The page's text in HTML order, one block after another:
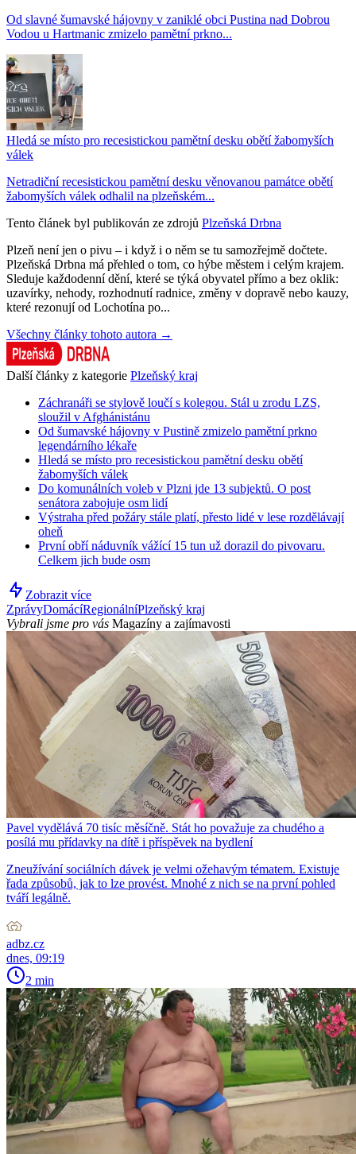
Od slavné šumavské hájovny v zaniklé obci Pustina nad Dobrou
Vodou u Hartmanic zmizelo pamětní prkno...
Hledá se místo pro recesistickou pamětní desku obětí žabomyších
válek
Netradiční recesistickou pamětní desku věnovanou památce obětí
žabomyších válek odhalil na plzeňském...
Tento článek byl publikován ze zdrojů Plzeňská Drbna
Plzeň není jen o pivu – i když i o něm se tu samozřejmě dočtete.
Plzeňská Drbna má přehled o tom, co hýbe městem i celým krajem.
Sleduje každodenní dění, které se týká obyvatel přímo a bez oklik:
uzavírky, nehody, rozhodnutí radnice, změny v dopravě nebo kauzy,
které rezonují od Lochotína po...
Všechny články tohoto autora →
Další články z kategorie Plzeňský kraj
Záchranáři se stylově loučí s kolegou. Stál u zrodu LZS,
sloužil v Afghánistánu
Od šumavské hájovny v Pustině zmizelo pamětní prkno
legendárního lékaře
Hledá se místo pro recesistickou pamětní desku obětí
žabomyších válek
Do komunálních voleb v Plzni jde 13 subjektů. O post
senátora zabojuje osm lidí
Výstraha před požáry stále platí, přesto lidé v lese rozdělávají
oheň
První obří náduvník vážící 15 tun už dorazil do pivovaru.
Celkem jich bude osm
Zobrazit více
ZprávyDomácíRegionálníPlzeňský kraj
Vybrali jsme pro vás Magazíny a zajímavosti
Pavel vydělává 70 tisíc měsíčně. Stát ho považuje za chudého a
posílá mu přídavky na dítě i příspěvek na bydlení
Zneužívání sociálních dávek je velmi ožehavým tématem. Existuje
řada způsobů, jak to lze provést. Mnohé z nich se na první pohled
tváří legálně.
adbz.cz
dnes, 09:19
2 min